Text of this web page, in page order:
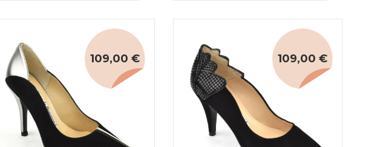
109,00 € 109,00 €